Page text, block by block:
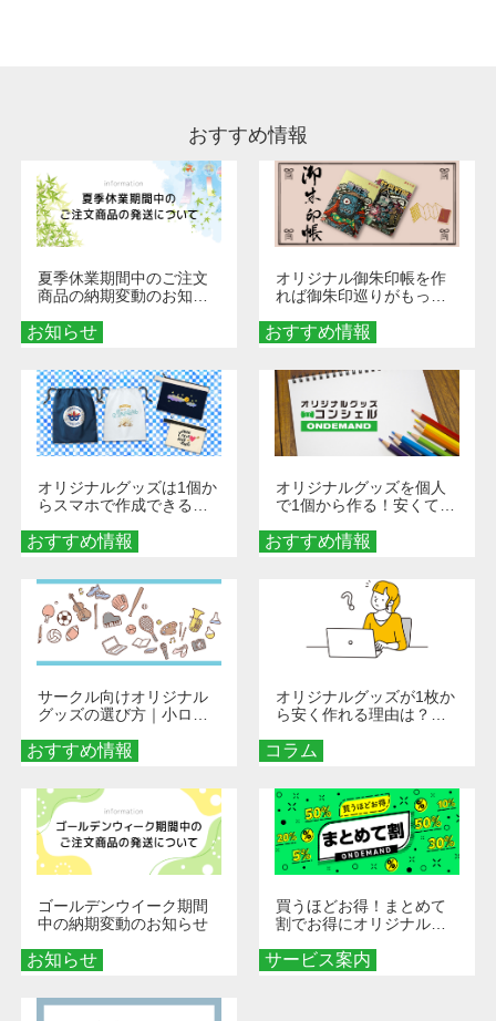
おすすめ情報
お知らせ
夏季休業期間中のご注文
商品の納期変動のお知ら
おすすめ情報
オリジナル御朱印帳を作
れば御朱印巡りがもっと
ダーメイドする魅力と選
び方
おすすめ情報
オリジナルグッズは1個か
らスマホで作成できる！
くなる巾着＆ポーチ活用
術
おすすめ情報
オリジナルグッズを個人
で1個から作る！安くて簡
秘訣
おすすめ情報
サークル向けオリジナル
グッズの選び方｜小ロッ
める秘訣
コラム
オリジナルグッズが1枚か
ら安く作れる理由は？オ
とメリットを解説
お知らせ
ゴールデンウイーク期間
中の納期変動のお知らせ
サービス案内
買うほどお得！まとめて
割でお得にオリジナルグ